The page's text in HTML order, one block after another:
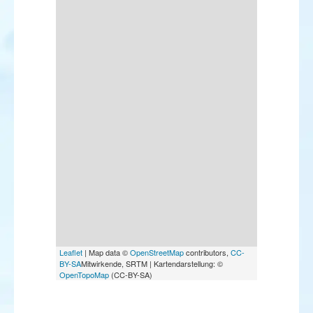
Leaflet | Map data ©OpenStreetMapcontributors, CC-
BY-SAMitwirkende, SRTM | Kartendarstellung: ©
OpenTopoMap (CC-BY-SA)